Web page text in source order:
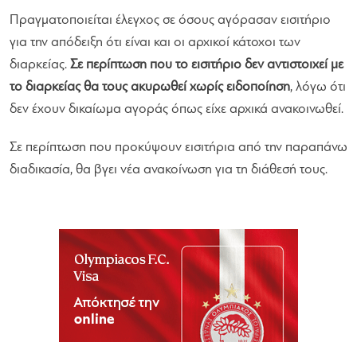
Πραγματοποιείται έλεγχος σε όσους αγόρασαν εισιτήριο
για την απόδειξη ότι είναι και οι αρχικοί κάτοχοι των
διαρκείας. Σε περίπτωση που το εισιτήριο δεν αντιστοιχεί με
το διαρκείας θα τους ακυρωθεί χωρίς ειδοποίηση, λόγω ότι
δεν έχουν δικαίωμα αγοράς όπως είχε αρχικά ανακοινωθεί.
Σε περίπτωση που προκύψουν εισιτήρια από την παραπάνω
διαδικασία, θα βγει νέα ανακοίνωση για τη διάθεσή τους.